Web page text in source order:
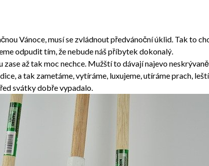
Vánoce, musí se zvládnout předvánoční úklid. Tak to
odpudit tím, že nebude náš příbytek dokonalý.
zase až tak moc nechce. Mužští to dávají najevo
a tak zametáme, vytíráme, luxujeme, utíráme prach,
svátky dobře vypadalo.